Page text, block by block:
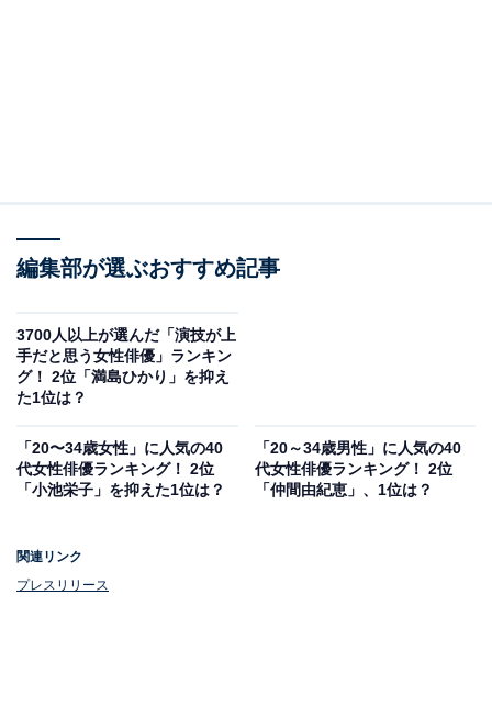
編集部が選ぶおすすめ記事
3700人以上が選んだ「演技が上
手だと思う女性俳優」ランキン
グ！ 2位「満島ひかり」を抑え
た1位は？
「20〜34歳女性」に人気の40
代女性俳優ランキング！ 2位
「小池栄子」を抑えた1位は？
「20～34歳男性」に人気の40
代女性俳優ランキング！ 2位
「仲間由紀恵」、1位は？
関連リンク
プレスリリース